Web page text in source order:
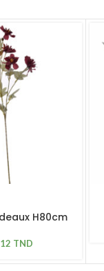
H80cm
12 TND